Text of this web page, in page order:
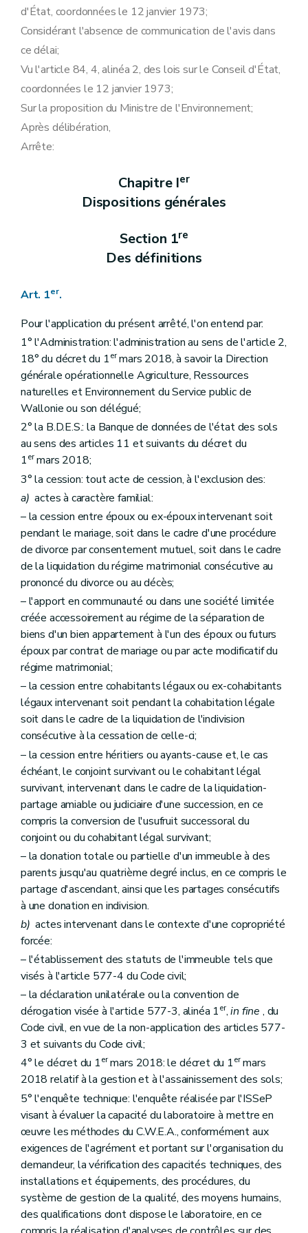
Art. 46
Art. 47
Section 3 Des prélèvements d'échantillons de sols
Sous-section 1
Art. 49
Art. 50
Sous-section 2 Des conditions relatives aux experts
Art. 51
Sous-section 3
Art. 52
Chapitre IV Des obligations
re
De la convention de gestion des sols
Art. 61
Art. 63
Art. 64
Art. 65
Art. 66
Art. 67
Section 2
De la mise en œuvre des faits générateurs
Sous-section 1re
Des obligations générées à l'occasion d'une demande de permis d'urbanisme, unique ou intégré sur un terrain renseigné dans la banque de données de l'état des sols comme pollué ou potentiellement pollué
Art. 68
Art. 69
Art. 70
Art. 71
Art. 72
Sous-section 2 Des obligations générées à l'occasion de l'exploitation d'une installation ou d'une activité présentant un risque pour le sol
Art. 73
Art. 74
Sous-section 3 Des obligations générées à l'initiative de l'Administration
Art. 75
Art. 76
Section 3 Des dispenses
Art. 77
Art. 78
Art. 79
Chapitre V Du déroulement des investigations et de l'assainissement des terrains
Section 1re
Du Code wallon de bonnes pratiques
Art. 80
Art. 81
Art. 82
Section 2 Du Compendium wallon des méthodes d'échantillonnage et d'analyses
Art. 83
Art. 84
Section 3
De la réalisation des études d'orientation, des études de caractérisation et des études combinées
Sous-section 1re
Du contenu et des modalités de transmission des données et documents à l'Administration
Art. 85
Art. 86
Art. 87
Art. 88
Art. 89
Sous-section 2 Des critères de non-conformité
Art. 90
Sous-section 3 De l'absence de valeurs déterminées pour un polluant
Art. 91
Section 4 Du projet d'assainissement
Art. 92
Art. 93
Art. 94
Section 5 De l'évaluation finale
Art. 95
Du certificat de contrôle du sol
Section 7 Des hypothèses de concertations
Sous-section 1 re
De la concertation en cas de pluralité de titulaires
Sous-section 2 De la concertation entre l'Administration et les instances consultées
Art. 98
Chapitre VI Des subventions
Section 1
De l'objet et des conditions d'octroi de la subvention
Art. 99
Art. 100
Art. 101
Art. 102
Art. 103
Section 2 De la procédure d'octroi de la subvention
Art. 104
Art. 105
Art. 106
Art. 107
Section 3 Du contrôle de la subvention
Art. 108
Chapitre VII Des recours
Art. 109
d'État, coordonnées le 12 janvier 1973;
Considérant l'absence de communication de l'avis dans
ce délai;
Vu l'article 84, 4, alinéa 2, des lois sur le Conseil d'État,
coordonnées le 12 janvier 1973;
Sur la proposition du Ministre de l'Environnement;
Après délibération,
Arrête:
Chapitre Ier
Dispositions générales
Section 1re
Des définitions
Art. 1er.
Pour l'application du présent arrêté, l'on entend par:
1° l'Administration: l'administration au sens de l'article 2,
18° du décret du 1ermars 2018, à savoir la Direction
générale opérationnelle Agriculture, Ressources
naturelles et Environnement du Service public de
Wallonie ou son délégué;
2° la B.D.E.S.: la Banque de données de l'état des sols
au sens des articles 11 et suivants du décret du
1ermars 2018;
3° la cession: tout acte de cession, à l'exclusion des:
a) actes à caractère familial:
– la cession entre époux ou ex-époux intervenant soit
pendant le mariage, soit dans le cadre d'une procédure
de divorce par consentement mutuel, soit dans le cadre
de la liquidation du régime matrimonial consécutive au
prononcé du divorce ou au décès;
– l'apport en communauté ou dans une société limitée
créée accessoirement au régime de la séparation de
biens d'un bien appartement à l'un des époux ou futurs
époux par contrat de mariage ou par acte modificatif du
régime matrimonial;
– la cession entre cohabitants légaux ou ex-cohabitants
légaux intervenant soit pendant la cohabitation légale
soit dans le cadre de la liquidation de l'indivision
consécutive à la cessation de celle-ci;
– la cession entre héritiers ou ayants-cause et, le cas
échéant, le conjoint survivant ou le cohabitant légal
survivant, intervenant dans le cadre de la liquidation-
partage amiable ou judiciaire d'une succession, en ce
compris la conversion de l'usufruit successoral du
conjoint ou du cohabitant légal survivant;
– la donation totale ou partielle d'un immeuble à des
parents jusqu'au quatrième degré inclus, en ce compris le
partage d'ascendant, ainsi que les partages consécutifs
à une donation en indivision.
b) actes intervenant dans le contexte d'une copropriété
forcée:
– l'établissement des statuts de l'immeuble tels que
visés à l'article 577-4 du Code civil;
– la déclaration unilatérale ou la convention de
dérogation visée à l'article 577-3, alinéa 1er,in fine , du
Code civil, en vue de la non-application des articles 577-
3 et suivants du Code civil;
4° le décret du 1ermars 2018: le décret du 1ermars
2018 relatif à la gestion et à l'assainissement des sols;
5° l'enquête technique: l'enquête réalisée par l'ISSeP
visant à évaluer la capacité du laboratoire à mettre en
œuvre les méthodes du C.W.E.A., conformément aux
exigences de l'agrément et portant sur l'organisation du
demandeur, la vérification des capacités techniques, des
installations et équipements, des procédures, du
système de gestion de la qualité, des moyens humains,
des qualifications dont dispose le laboratoire, en ce